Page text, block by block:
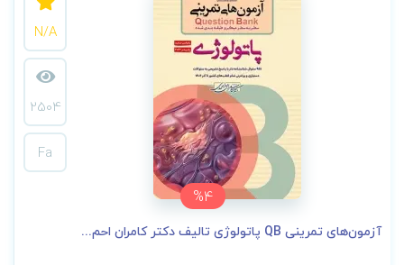
%4
N/A
2504
Fa
آزمون‌های تمرینی QB پاتولوژی تالیف دکتر کامران احم...